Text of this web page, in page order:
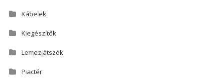
Kábelek
Kiegészítők
Lemezjátszók
Piactér